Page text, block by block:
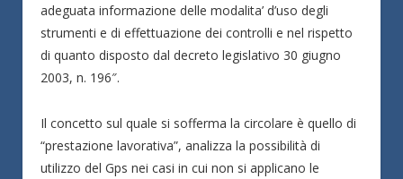
adeguata informazione delle modalita’ d’uso degli
strumenti e di effettuazione dei controlli e nel rispetto
di quanto disposto dal decreto legislativo 30 giugno
2003, n. 196″.
Il concetto sul quale si sofferma la circolare è quello di
“prestazione lavorativa”, analizza la possibilità di
utilizzo del Gps nei casi in cui non si applicano le